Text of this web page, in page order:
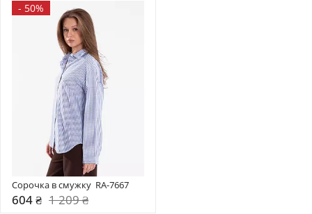
- 50%
Сорочка в смужку  RA-7667
604 ₴ 1 209 ₴